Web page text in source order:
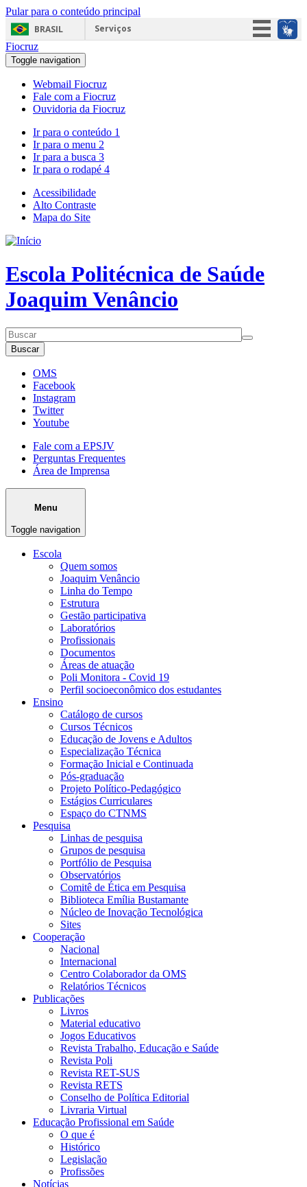
Pular para o conteúdo principal
BRASIL
Serviços
Fiocruz
Toggle navigation
Webmail Fiocruz
Fale com a Fiocruz
Ouvidoria da Fiocruz
Ir para o conteúdo 1
Ir para o menu 2
Ir para a busca 3
Ir para o rodapé 4
Acessibilidade
Alto Contraste
Mapa do Site
Escola Politécnica de Saúde
Joaquim Venâncio
Buscar
OMS
Facebook
Instagram
Twitter
Youtube
Fale com a EPSJV
Perguntas Frequentes
Área de Imprensa
Menu
Toggle navigation
Escola
Quem somos
Joaquim Venâncio
Linha do Tempo
Estrutura
Gestão participativa
Laboratórios
Profissionais
Documentos
Áreas de atuação
Poli Monitora - Covid 19
Perfil socioeconômico dos estudantes
Ensino
Catálogo de cursos
Cursos Técnicos
Educação de Jovens e Adultos
Especialização Técnica
Formação Inicial e Continuada
Pós-graduação
Projeto Político-Pedagógico
Estágios Curriculares
Espaço do CTNMS
Pesquisa
Linhas de pesquisa
Grupos de pesquisa
Portfólio de Pesquisa
Observatórios
Comitê de Ética em Pesquisa
Biblioteca Emília Bustamante
Núcleo de Inovação Tecnológica
Sites
Cooperação
Nacional
Internacional
Centro Colaborador da OMS
Relatórios Técnicos
Publicações
Livros
Material educativo
Jogos Educativos
Revista Trabalho, Educação e Saúde
Revista Poli
Revista RET-SUS
Revista RETS
Conselho de Política Editorial
Livraria Virtual
Educação Profissional em Saúde
O que é
Histórico
Legislação
Profissões
Notícias